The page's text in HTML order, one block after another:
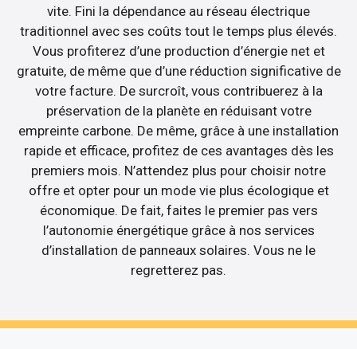
vite. Fini la dépendance au réseau électrique
traditionnel avec ses coûts tout le temps plus élevés.
Vous profiterez d’une production d’énergie net et
gratuite, de même que d’une réduction significative de
votre facture. De surcroît, vous contribuerez à la
préservation de la planète en réduisant votre
empreinte carbone. De même, grâce à une installation
rapide et efficace, profitez de ces avantages dès les
premiers mois. N’attendez plus pour choisir notre
offre et opter pour un mode vie plus écologique et
économique. De fait, faites le premier pas vers
l’autonomie énergétique grâce à nos services
d’installation de panneaux solaires. Vous ne le
regretterez pas.